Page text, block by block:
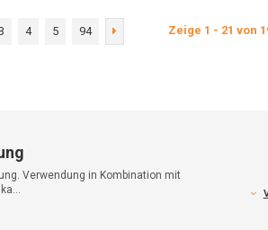
4 5 94 Zeige 1 - 21 von
Verwendung in Kombination mit